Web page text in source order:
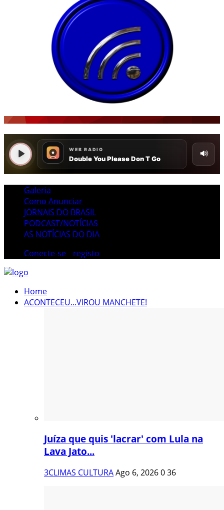
Galeria
Como Anunciar
JORNAIS DO BRASIL
PODCAST/NOTÍCIAS
AS NOTÍCIAS DO DIA
Conecte-se
registo
Home
ACONTECEU...VIROU MANCHETE!
Juíza que quis 'lacrar' com Lula na
Lava Jato...
3CLIMAS CULTURAAgo 6, 2026036